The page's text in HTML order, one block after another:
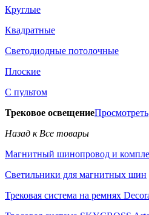
Круглые
Квадратные
Светодиодные потолочные
Плоские
С пультом
Трековое освещениеПросмотреть
Назад к Все товары
Магнитный шинопровод и
Светильники для магнитных шин
Трековая система на ремнях